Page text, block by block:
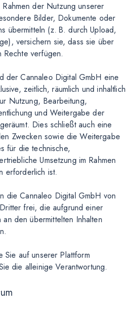
der Nutzung unserer
Bilder, Dokumente oder
übermitteln (z. B. durch Upload,
versichern sie, dass sie über
verfügen.
der Cannaleo Digital GmbH eine
zeitlich, räumlich und inhaltlich
Nutzung, Bearbeitung,
und Weitergabe der
Dies schließt auch eine
Zwecken sowie die Weitergabe
für die technische,
Umsetzung im Rahmen
erforderlich ist.
die Cannaleo Digital GmbH von
frei, die aufgrund einer
den übermittelten Inhalten
Sie auf unserer Plattform
die alleinige Verantwortung.